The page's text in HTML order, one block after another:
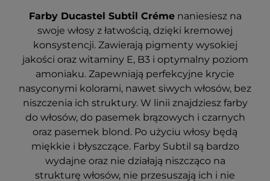
Farby Ducastel Subtil Crémenaniesiesz na
swoje włosy z łatwością, dzięki kremowej
konsystencji. Zawierają pigmenty wysokiej
jakości oraz witaminy E, B3 i optymalny poziom
amoniaku. Zapewniają perfekcyjne krycie
nasyconymi kolorami, nawet siwych włosów, bez
niszczenia ich struktury. W linii znajdziesz farby
do włosów, do pasemek brązowych i czarnych
oraz pasemek blond. Po użyciu włosy będą
miękkie i błyszczące. Farby Subtil są bardzo
wydajne oraz nie działają niszcząco na
strukturę włosów, nie przesuszają ich i nie